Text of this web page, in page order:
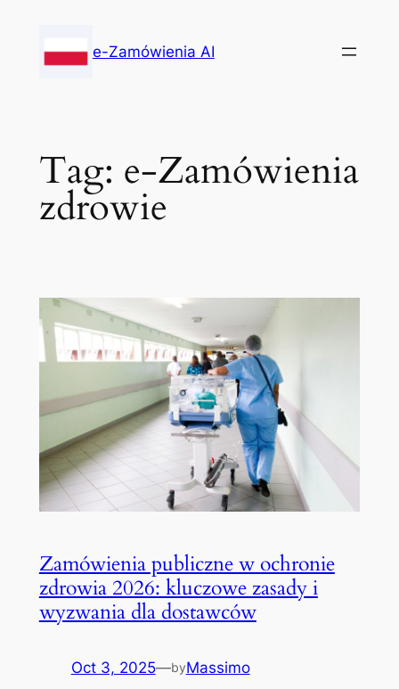
content
e-Zamówienia AI
Tag: e-Zamówienia
zdrowie
Zamówienia publiczne w ochronie
zdrowia 2026: kluczowe zasady i
wyzwania dla dostawców
Oct 3, 2025—byMassimo